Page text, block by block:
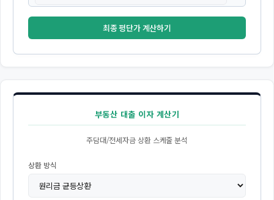
최종 평단가 계산하기
부동산 대출 이자 계산기
주담대/전세자금 상환 스케줄 분석
상환 방식